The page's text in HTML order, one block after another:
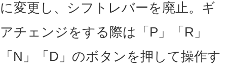
に変更し、シフトレバーを廃止。ギ
アチェンジをする際は「P」「R」
「N」「D」のボタンを押して操作す